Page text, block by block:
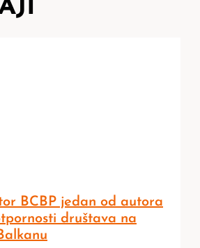
BCBP jedan od autora
društava na